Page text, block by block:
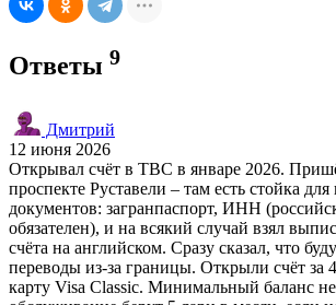
Ответы 9
Дмитрий
12 июня 2026
Открывал счёт в TBC в январе 2026.
проспекте Руставели – там есть стойка
документов: загранпаспорт, ИНН
обязателен), и на всякий случай взял
счёта на английском. Сразу сказал, что
переводы из-за границы. Открыли счёт за
карту Visa Classic. Минимальный баланс не